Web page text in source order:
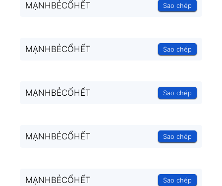
MẠNHBẺCỔHẾT Sao chép
MẠNHBẺCỔHẾT Sao chép
MẠNHBẺCỔHẾT Sao chép
MẠNHBẺCỔHẾT Sao chép
MẠNHBẺCỔHẾT Sao chép